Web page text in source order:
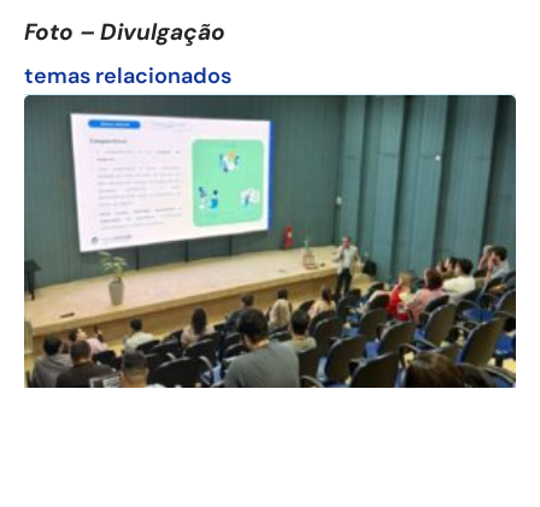
Foto – Divulgação
temas relacionados